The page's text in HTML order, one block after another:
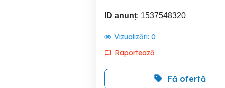
ID anunț: 1537548320
Vizualizări: 0
Raportează
Fă ofertă